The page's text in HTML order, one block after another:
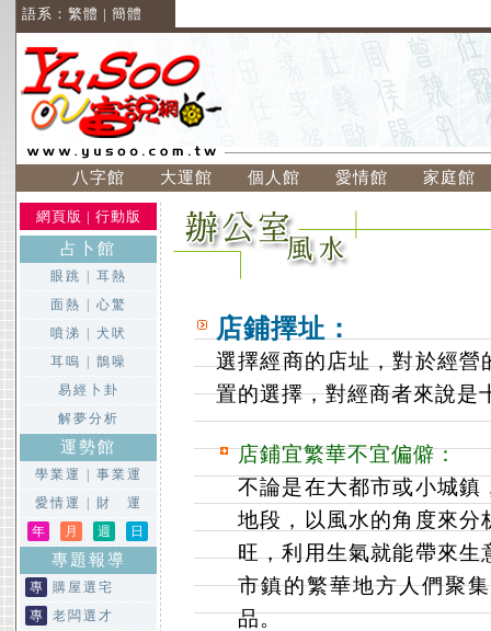
語系： 繁體 | 簡體
八字館 大運館 個人館 愛情館 家庭館
網頁版 | 行動版
占卜館
眼跳
耳熱
面熱
心驚
噴涕
犬吠
耳嗚
鵲噪
易經卜卦
解夢分析
運勢館
學業運
事業運
愛情運
財 運
年
月 週 日
專題報導
專
購屋選宅
專
老闆選才
店鋪擇址：
選擇經商的店址，對於經
置的選擇，對經商者來說是
店鋪宜繁華不宜偏僻：
不論是在大都市或小城鎮
地段，以風水的角度來分
旺，利用生氣就能帶來生
市鎮的繁華地方人們聚
品。